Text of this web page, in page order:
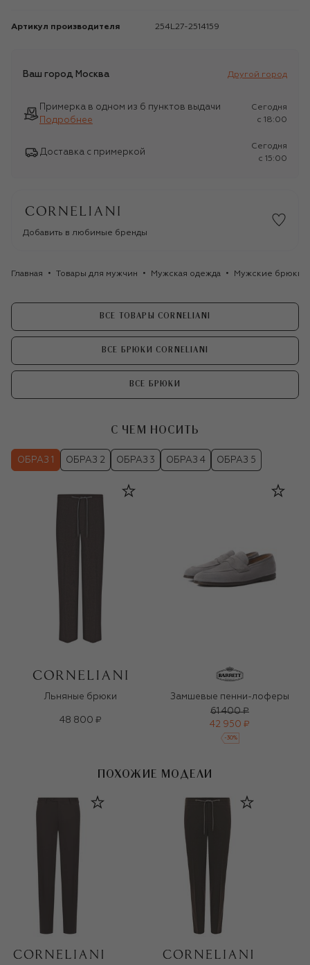
Артикул производителя 254L27-2514159
Ваш город Москва Другой город
Примерка в одном из 6 пунктов выдачи
Подробнее
Сегодня
c 18:00
Доставка с примеркой
Сегодня
c 15:00
Добавить в любимые бренды
Главная Товары для мужчин Мужская одежда Мужские брюки
ВСЕ ТОВАРЫ CORNELIANI
ВСЕ БРЮКИ CORNELIANI
ВСЕ БРЮКИ
С ЧЕМ НОСИТЬ
ОБРАЗ 1 ОБРАЗ 2 ОБРАЗ 3 ОБРАЗ 4 ОБРАЗ 5
Льняные брюки
48 800 ₽
Замшевые пенни-лоферы
61 400 ₽
42 950 ₽
-30%
ПОХОЖИЕ МОДЕЛИ